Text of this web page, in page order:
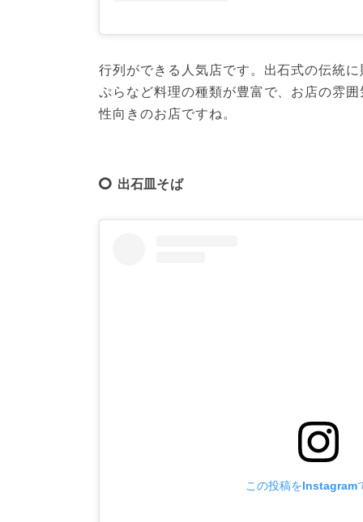
行列ができる人気店です。出石式の伝統
ぷらなど料理の種類が豊富で、お店の雰
性向きのお店ですね。
出石皿そば
この投稿をInstagram